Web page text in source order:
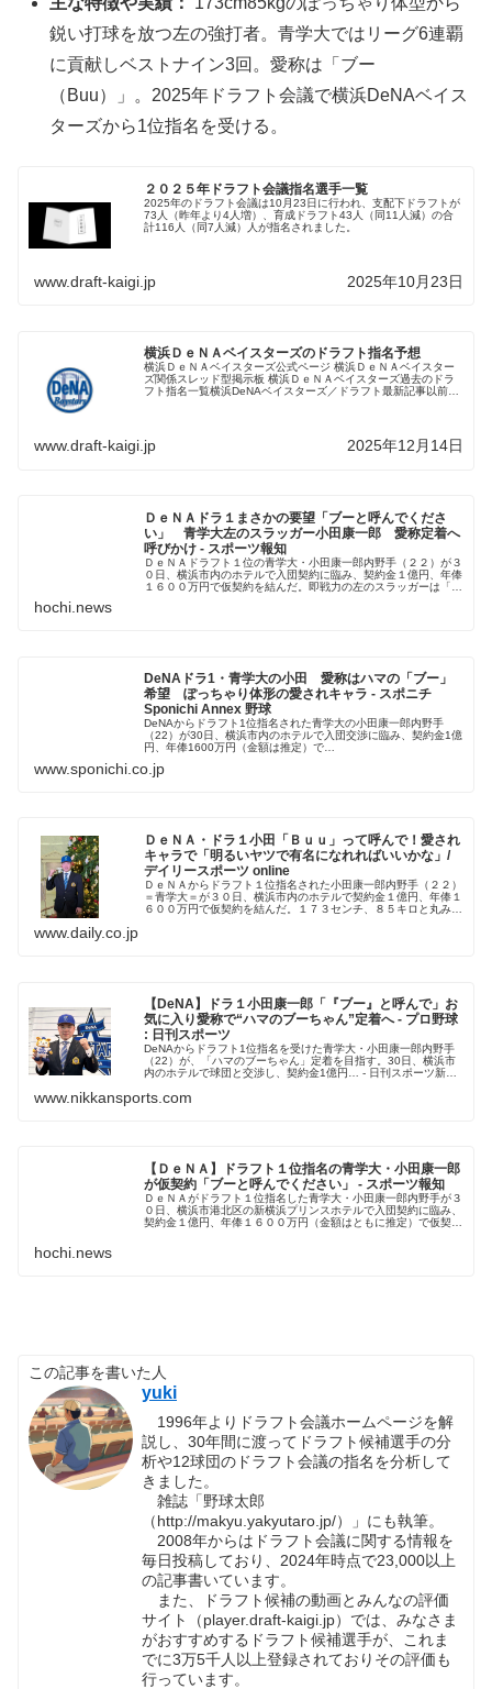
鋭い打球を放つ左の強打者。青学大ではリーグ6連覇
に貢献しベストナイン3回。愛称は「ブー
（Buu）」。2025年ドラフト会議で横浜DeNAベイス
ターズから1位指名を受ける。
２０２５年ドラフト会議指名選手一覧
2025年のドラフト会議は10月23日に行われ、支配下ドラフトが
73人（昨年より4人増）、育成ドラフト43人（同11人減）の合
計116人（同7人減）人が指名されました。
www.draft-kaigi.jp 2025年10月23日
横浜ＤｅＮＡベイスターズのドラフト指名予想
横浜ＤｅＮＡベイスターズ公式ページ 横浜ＤｅＮＡベイスター
ズ関係スレッド型掲示板 横浜ＤｅＮＡベイスターズ過去のドラ
フト指名一覧横浜DeNAベイスターズ／ドラフト最新記事以前の
www.draft-kaigi.jp 2025年12月14日
ＤｅＮＡドラ１まさかの要望「ブーと呼んでくださ
い」 青学大左のスラッガー小田康一郎 愛称定着へ
呼びかけ - スポーツ報知
ＤｅＮＡドラフト１位の青学大・小田康一郎内野手（２２）が３
０日、横浜市内のホテルで入団契約に臨み、契約金１億円、年俸
１６００万円で仮契約を結んだ。即戦力の左のスラッガーは「ブ
hochi.news
DeNAドラ1・青学大の小田 愛称はハマの「ブー」
希望 ぽっちゃり体形の愛されキャラ - スポニチ
Sponichi Annex 野球
DeNAからドラフト1位指名された青学大の小田康一郎内野手
（22）が30日、横浜市内のホテルで入団交渉に臨み、契約金1億
円、年俸1600万円（金額は推定）で…
www.sponichi.co.jp
ＤｅＮＡ・ドラ１小田「Ｂｕｕ」って呼んで！愛され
キャラで「明るいヤツで有名になれればいいかな」/
デイリースポーツ online
ＤｅＮＡからドラフト１位指名された小田康一郎内野手（２２）
＝青学大＝が３０日、横浜市内のホテルで契約金１億円、年俸１
６００万円で仮契約を結んだ。１７３センチ、８５キロと丸みを
www.daily.co.jp
【DeNA】ドラ１小田康一郎「『ブー』と呼んで」お
気に入り愛称で“ハマのブーちゃん”定着へ - プロ野球
: 日刊スポーツ
DeNAからドラフト1位指名を受けた青学大・小田康一郎内野手
（22）が、「ハマのブーちゃん」定着を目指す。30日、横浜市
内のホテルで球団と交渉し、契約金1億円… - 日刊スポーツ新聞
www.nikkansports.com
【ＤｅＮＡ】ドラフト１位指名の青学大・小田康一郎
が仮契約「ブーと呼んでください」 - スポーツ報知
ＤｅＮＡがドラフト１位指名した青学大・小田康一郎内野手が３
０日、横浜市港北区の新横浜プリンスホテルで入団契約に臨み、
契約金１億円、年俸１６００万円（金額はともに推定）で仮契約
hochi.news
この記事を書いた人
yuki
1996年よりドラフト会議ホームページを解
説し、30年間に渡ってドラフト候補選手の分
析や12球団のドラフト会議の指名を分析して
きました。
雑誌「野球太郎
（http://makyu.yakyutaro.jp/）」にも執筆。
2008年からはドラフト会議に関する情報を
毎日投稿しており、2024年時点で23,000以上
の記事書いています。
また、ドラフト候補の動画とみんなの評価
サイト（player.draft-kaigi.jp）では、みなさま
がおすすめするドラフト候補選手が、これま
でに3万5千人以上登録されておりその評価も
行っています。